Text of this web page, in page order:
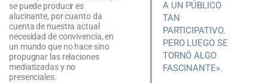
A UN PÚBLICO
TAN
PARTICIPATIVO.
PERO LUEGO SE
TORNÓ ALGO
FASCINANTE».
se puede producir es
alucinante, por cuanto da
cuenta de nuestra actual
necesidad de convivencia, en
un mundo que no hace sino
propugnar las relaciones
mediatizadas y no
presenciales.